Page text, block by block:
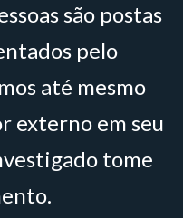
são postas
pelo
até mesmo
externo em seu
tome